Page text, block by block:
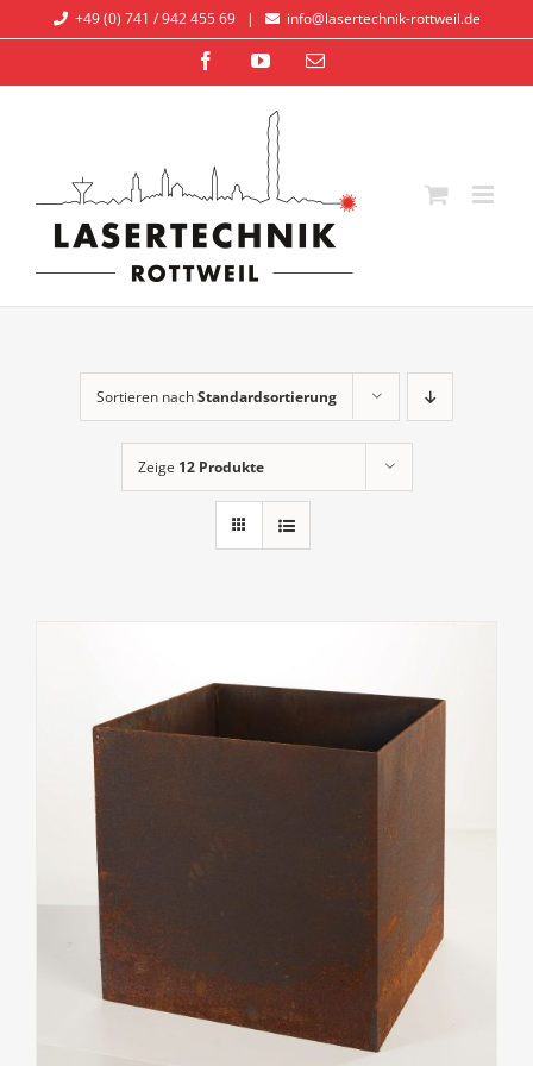
Inhalt
+49 (0) 741 / 942 455 69| info@lasertechnik-rottweil.de
FacebookYouTubeE-
Sortieren nachStandardsortierung
Zeige 12 Produkte